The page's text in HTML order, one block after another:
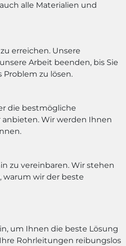
alle Materialien und
erreichen. Unsere
Arbeit beenden, bis Sie
zu lösen.
die bestmögliche
Wir werden Ihnen
zu vereinbaren. Wir stehen
warum wir der beste
um Ihnen die beste Lösung
Rohrleitungen reibungslos